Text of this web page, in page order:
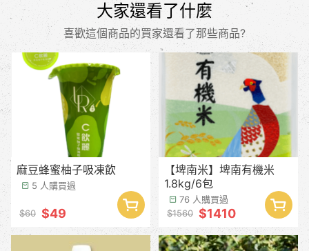
大家還看了什麼
喜歡這個商品的買家還看了那些商品?
麻豆蜂蜜柚子吸凍飲
5 人購買過
$60 $49
【埤南米】埤南有機米
1.8kg/6包
76 人購買過
$1560 $1410